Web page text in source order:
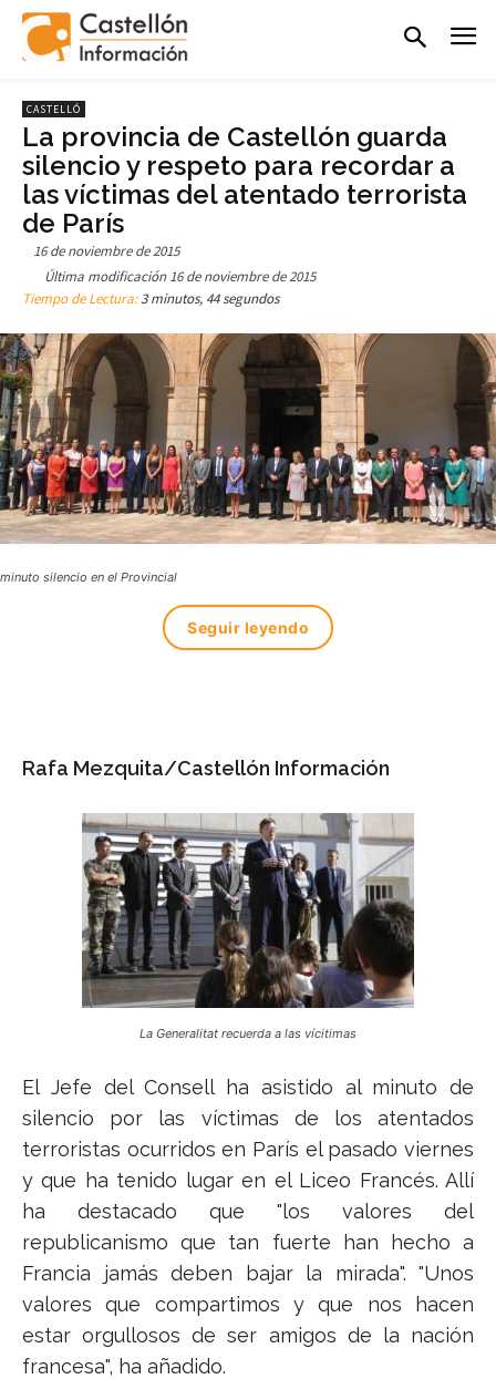
CASTELLÓ
La provincia de Castellón guarda
silencio y respeto para recordar a
las víctimas del atentado terrorista
de París
16 de noviembre de 2015
Última modificación 16 de noviembre de 2015
Tiempo de Lectura:3 minutos, 44 segundos
minuto silencio en el Provincial
Seguir leyendo
Rafa Mezquita/Castellón Información
La Generalitat recuerda a las vícitimas
El Jefe del Consell ha asistido al minuto de
silencio por las víctimas de los atentados
terroristas ocurridos en París el pasado viernes
y que ha tenido lugar en el Liceo Francés. Allí
ha destacado que "los valores del
republicanismo que tan fuerte han hecho a
Francia jamás deben bajar la mirada". "Unos
valores que compartimos y que nos hacen
estar orgullosos de ser amigos de la nación
francesa", ha añadido.